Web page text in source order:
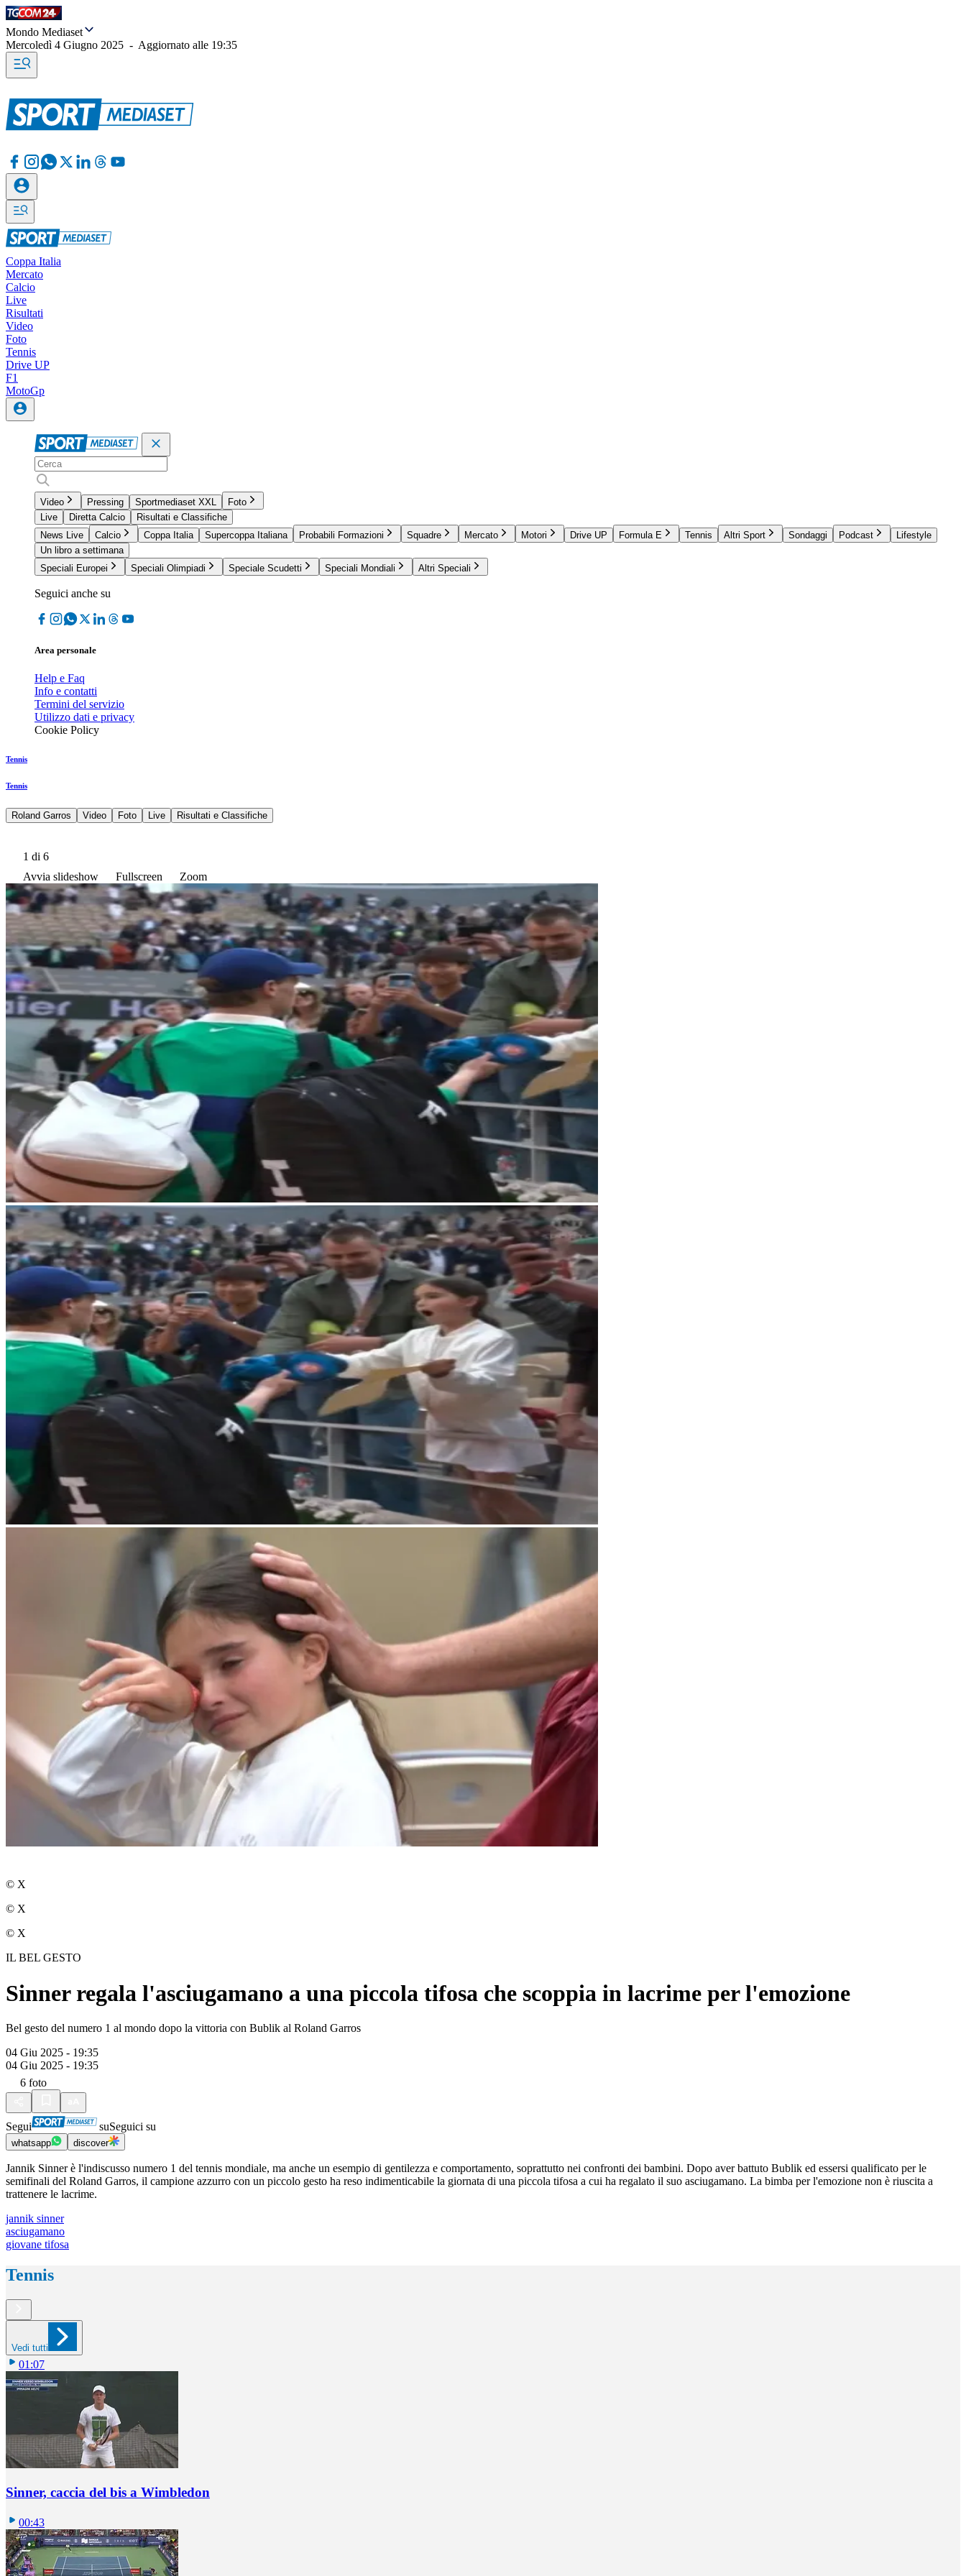
Mondo Mediaset
Mercoledì 4 Giugno 2025 - Aggiornato alle 19:35
Coppa Italia
Mercato
Calcio
Live
Risultati
Video
Foto
Tennis
Drive UP
F1
MotoGp
Video Pressing Sportmediaset XXL
Foto
Live
Diretta Calcio
Risultati e Classifiche
News Live
Calcio Coppa Italia Supercoppa Italiana Probabili Formazioni Squadre Mercato Motori Drive UP Formula E Tennis Altri Sport Sondaggi Podcast
Lifestyle
Un libro a settimana
Speciali Europei
Speciali Olimpiadi Speciale Scudetti Speciali Mondiali Altri Speciali
Seguici anche su
Area personale
Help e Faq
Info e contatti
Termini del servizio
Utilizzo dati e privacy
Cookie Policy
Tennis
Tennis
Roland Garros Video Foto Live Risultati e Classifiche
1 di 6
Avvia slideshow
Fullscreen Zoom
© X
© X
© X
IL BEL GESTO
Sinner regala l'asciugamano a una piccola tifosa che scoppia in lacrime per l'emozione
Bel gesto del numero 1 al mondo dopo la vittoria con Bublik al Roland Garros
04 Giu 2025 - 19:35
04 Giu 2025 - 19:35
6 foto
Segui suSeguici su
whatsapp discover
Jannik Sinner è l'indiscusso numero 1 del tennis mondiale, ma anche un esempio di gentilezza e comportamento, soprattutto nei confronti dei bambini. Dopo aver battuto Bublik ed essersi qualificato per le
semifinali del Roland Garros, il campione azzurro con un piccolo gesto ha reso indimenticabile la giornata di una piccola tifosa a cui ha regalato il suo asciugamano. La bimba per l'emozione non è riuscita a
trattenere le lacrime.
jannik sinner
asciugamano
giovane tifosa
Tennis
Vedi tutti
01:07
Sinner, caccia del bis a Wimbledon
00:43